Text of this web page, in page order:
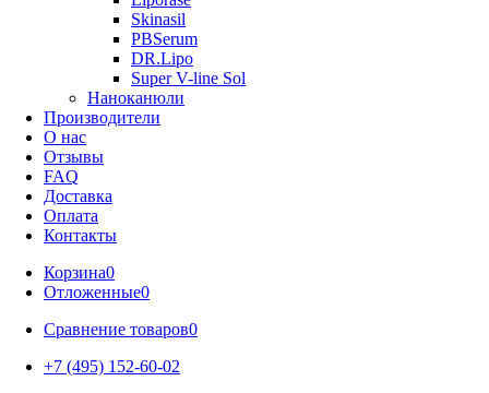
Skinasil
PBSerum
DR.Lipo
Super V-line Sol
Наноканюли
Производители
О нас
Отзывы
FAQ
Доставка
Оплата
Контакты
Корзина0
Отложенные0
Сравнение товаров0
+7 (495) 152-60-02